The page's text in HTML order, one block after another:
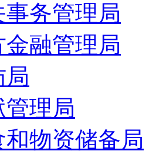
事务管理局
金融管理局
局
理局
和物资储备局